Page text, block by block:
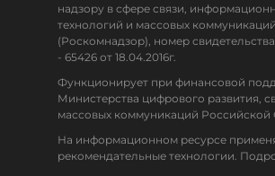
надзору в сфере связи,
технологий и массовых коммуникаций
(Роскомнадзор), номер
- 65426 от 18.04.2016г.
Функционирует при финансовой
Министерства цифрового развития,
массовых коммуникаций Российской
На информационном ресурсе
рекомендательные технологии.